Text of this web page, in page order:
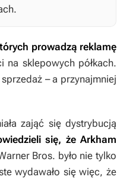
prowadzą reklamę
sklepowych półkach.
– a przynajmniej
zająć się dystrybucją
się, żeArkham
Bros. było nie tylko
wydawało się więc, że